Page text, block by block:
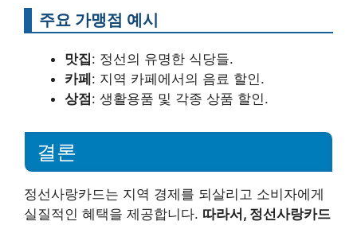
주요 가맹점 예시
맛집: 정선의 유명한 식당들.
카페: 지역 카페에서의 음료 할인.
상점: 생활용품 및 각종 상품 할인.
결론
정선사랑카드는 지역 경제를 되살리고 소비자에게
실질적인 혜택을 제공합니다. 따라서, 정선사랑카드